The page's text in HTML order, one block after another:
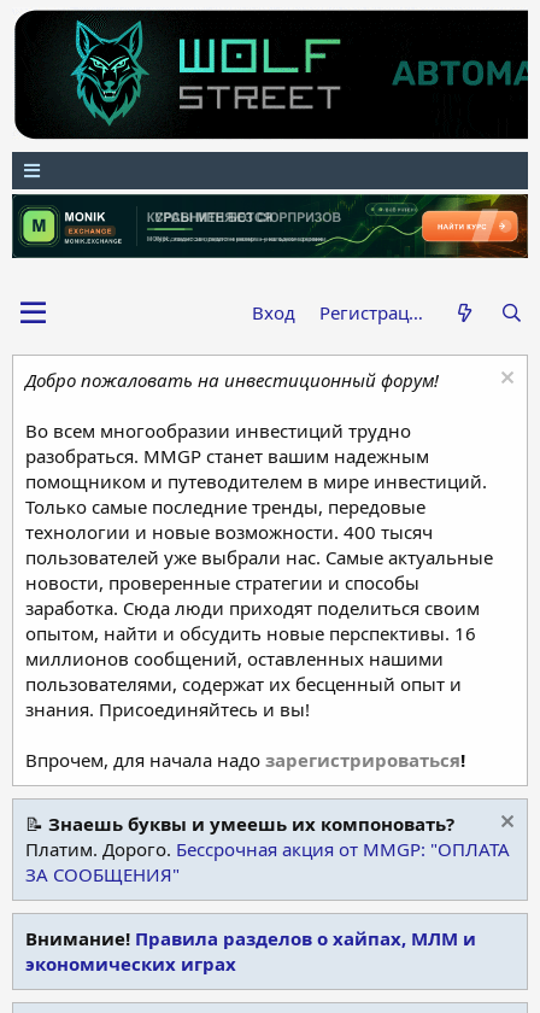
Вход Регистрация
Добро пожаловать на инвестиционный форум!
Во всем многообразии инвестиций трудно
разобраться. MMGP станет вашим надежным
помощником и путеводителем в мире инвестиций.
Только самые последние тренды, передовые
технологии и новые возможности. 400 тысяч
пользователей уже выбрали нас. Самые актуальные
новости, проверенные стратегии и способы
заработка. Сюда люди приходят поделиться своим
опытом, найти и обсудить новые перспективы. 16
миллионов сообщений, оставленных нашими
пользователями, содержат их бесценный опыт и
знания. Присоединяйтесь и вы!
Впрочем, для начала надо зарегистрироваться!
📝 Знаешь буквы и умеешь их компоновать?
Платим. Дорого. Бессрочная акция от MMGP: "ОПЛАТА
ЗА СООБЩЕНИЯ"
Внимание! Правила разделов о хайпах, МЛМ и
экономических играх